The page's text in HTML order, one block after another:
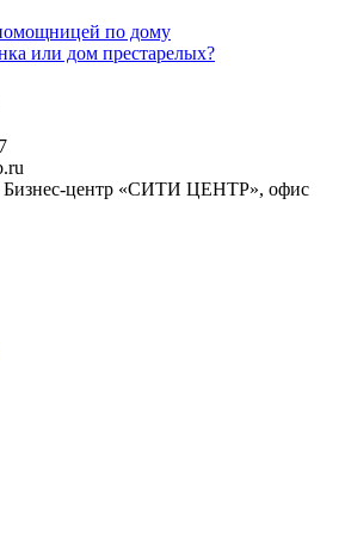
по дому
или дом престарелых?
Бизнес-центр «СИТИ ЦЕНТР», офис